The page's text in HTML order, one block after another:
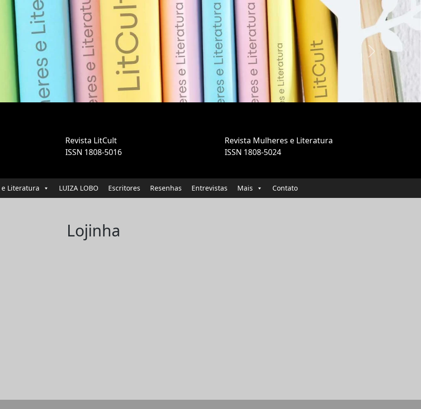
Next
Revista LitCult
ISSN 1808-5016
Revista Mulheres e Literatura
ISSN 1808-5024
Literatura LUIZA LOBO Escritores Resenhas Entrevistas Mais Contato
Lojinha